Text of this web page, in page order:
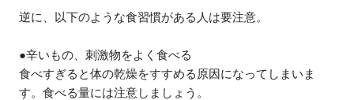
逆に、以下のような食習慣がある人は要注意。
●辛いもの、刺激物をよく食べる
食べすぎると体の乾燥をすすめる原因になってしまいま
す。食べる量には注意しましょう。